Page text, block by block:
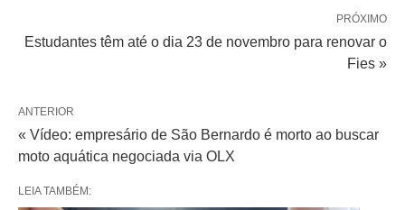
PRÓXIMO
Estudantes têm até o dia 23 de novembro para renovar o
Fies »
ANTERIOR
« Vídeo: empresário de São Bernardo é morto ao buscar
moto aquática negociada via OLX
LEIA TAMBÉM: